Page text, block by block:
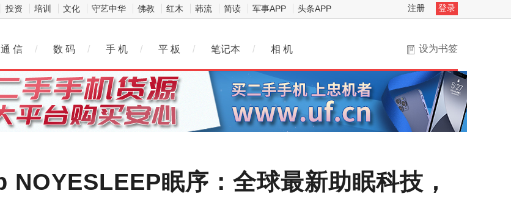
投资 培训 文化 守艺中华 佛教 红木 韩流 简读 军事APP 头条APP 注册 登录
设为书签
通 信 / 数 码 / 手 机 / 平 板 / 笔记本 / 相 机
眠序：全球最新助眠科技，